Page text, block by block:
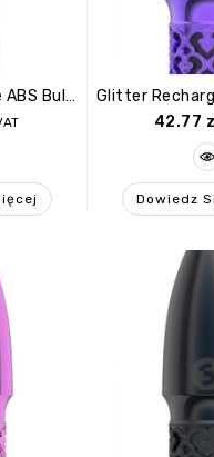
Glitz Rechargeable ABS Bullet Gunmetal
42.77
Dowiedz